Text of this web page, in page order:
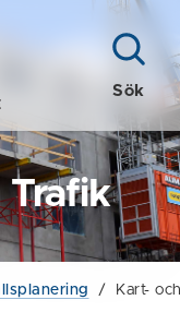
Sök
Trafik
/ Kart-